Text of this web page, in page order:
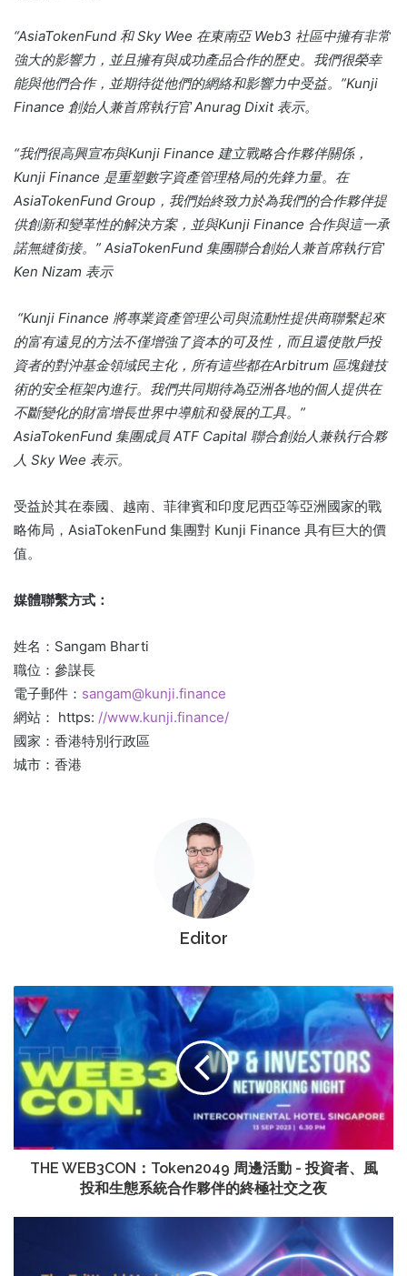
“AsiaTokenFund 和 Sky Wee 在東南亞 Web3 社區中擁有非常
強大的影響力，並且擁有與成功產品合作的歷史。 我們很榮幸
能與他們合作，並期待從他們的網絡和影響力中受益。”Kunji
Finance 創始人兼首席執行官 Anurag Dixit 表示。
“我們很高興宣布與Kunji Finance 建立戰略合作夥伴關係，
Kunji Finance 是重塑數字資產管理格局的先鋒力量。在
AsiaTokenFund Group，我們始終致力於為我們的合作夥伴提
供創新和變革性的解決方案，並與Kunji Finance 合作與這一承
諾無縫銜接。” AsiaTokenFund 集團聯合創始人兼首席執行官
Ken Nizam 表示
“Kunji Finance 將專業資產管理公司與流動性提供商聯繫起來
的富有遠見的方法不僅增強了資本的可及性，而且還使散戶投
資者的對沖基金領域民主化，所有這些都在Arbitrum 區塊鏈技
術的安全框架內進行。 我們共同期待為亞洲各地的個人提供在
不斷變化的財富增長世界中導航和發展的工具。”
AsiaTokenFund 集團成員 ATF Capital 聯合創始人兼執行合夥
人 Sky Wee 表示。
受益於其在泰國、越南、菲律賓和印度尼西亞等亞洲國家的戰
略佈局，AsiaTokenFund 集團對 Kunji Finance 具有巨大的價
值。
媒體聯繫方式：
姓名：Sangam Bharti
職位：參謀長
電子郵件： sangam@kunji.finance
網站： https: //www.kunji.finance/
國家：香港特別行政區
城市：香港
Editor
THE WEB3CON：Token2049 周邊活動 - 投資者、風
投和生態系統合作夥伴的終極社交之夜